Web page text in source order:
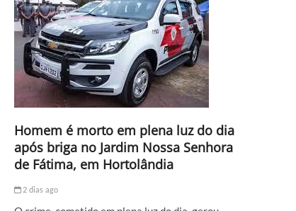
Homem é morto em plena luz do dia
após briga no Jardim Nossa Senhora
de Fátima, em Hortolândia
2 dias ago